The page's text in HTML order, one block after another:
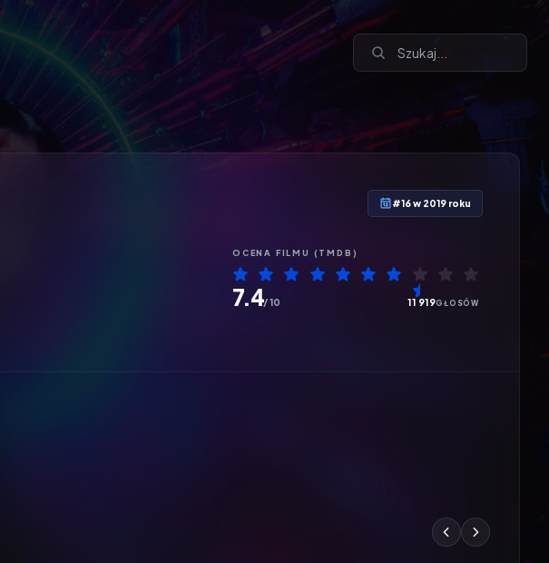
#16 w 2019 roku
OCENA FILMU (TMDB)
7.4/ 10 11 919GŁOSÓW